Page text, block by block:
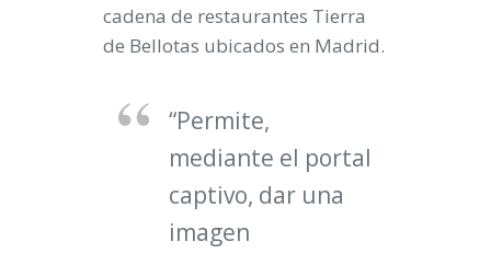
cadena de restaurantes Tierra
de Bellotas ubicados en Madrid.
“Permite,
mediante el portal
captivo, dar una
imagen